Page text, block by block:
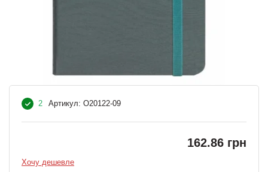
2 Артикул: O20122-09
162.86 грн
Хочу дешевле